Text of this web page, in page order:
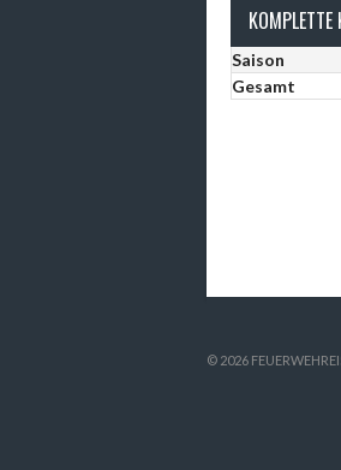
KOMPLETTE
Saison
Gesamt
© 2026